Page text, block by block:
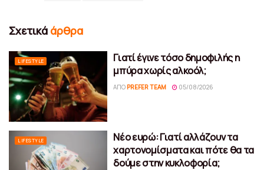
Σχετικά άρθρα
LIFESTYLE
Γιατί έγινε τόσο δημοφιλής η
μπύρα χωρίς αλκοόλ;
ΑΠΌ PREFER TEAM 05/08/2026
LIFESTYLE
Νέο ευρώ: Γιατί αλλάζουν τα
χαρτονομίσματα και πότε θα τα
δούμε στην κυκλοφορία;